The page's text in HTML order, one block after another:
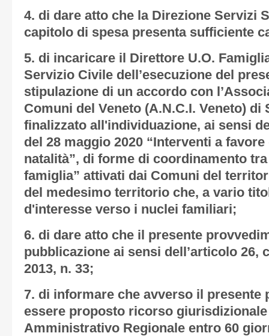
4. di dare atto che la Direzione Servizi
capitolo di spesa presenta sufficiente
5. di incaricare il Direttore U.O.
Servizio Civile dell’esecuzione del
stipulazione di un accordo con
Comuni del Veneto (A.N.C.I. Veneto) di
finalizzato all'individuazione, ai sensi
del 28 maggio 2020 “Interventi a
natalità”, di forme di coordinamento
famiglia” attivati dai Comuni del
del medesimo territorio che, a vario
d'interesse verso i nuclei familiari;
6. di dare atto che il presente
pubblicazione ai sensi dell’articolo 26,
2013, n. 33;
7. di informare che avverso il presente
essere proposto ricorso
Amministrativo Regionale entro 60